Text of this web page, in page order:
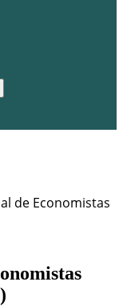
de Economistas